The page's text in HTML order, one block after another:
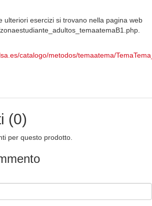
ulteriori esercizi si trovano nella pagina web
catalogo/metodos/temaatema/
(0)
per questo prodotto.